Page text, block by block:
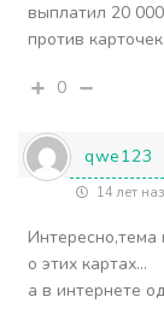
выплатил 20
против карточек.
0
qwe123
14 лет
Интересно,тема
о этих картах…
а в интернете